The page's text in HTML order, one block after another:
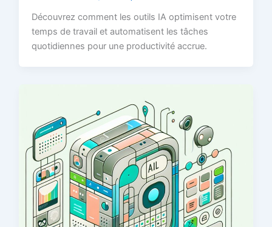
Découvrez comment les outils IA optimisent votre
temps de travail et automatisent les tâches
quotidiennes pour une productivité accrue.